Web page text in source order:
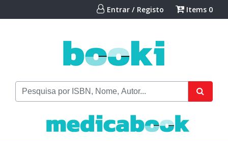
Entrar / Registo Items 0